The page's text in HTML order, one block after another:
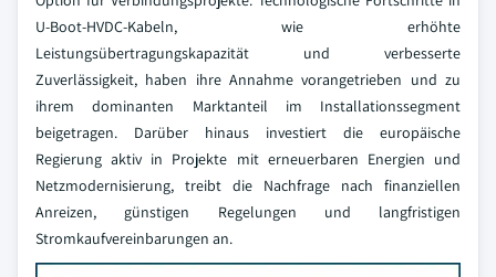
U-Boot-HVDC-Kabeln, wie erhöhte
Leistungsübertragungskapazität und verbesserte
Zuverlässigkeit, haben ihre Annahme vorangetrieben und zu
ihrem dominanten Marktanteil im Installationssegment
beigetragen. Darüber hinaus investiert die europäische
Regierung aktiv in Projekte mit erneuerbaren Energien und
Netzmodernisierung, treibt die Nachfrage nach finanziellen
Anreizen, günstigen Regelungen und langfristigen
Stromkaufvereinbarungen an.